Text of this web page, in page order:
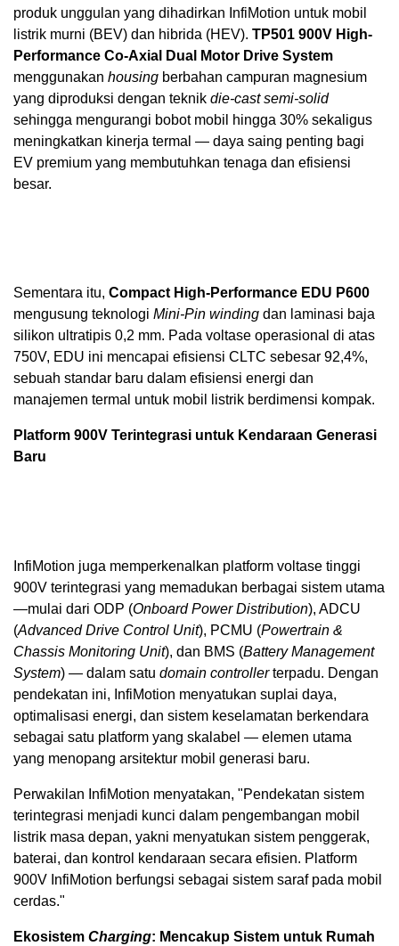
produk unggulan yang dihadirkan InfiMotion untuk mobil
listrik murni (BEV) dan hibrida (HEV). TP501 900V High-
Performance Co-Axial Dual Motor Drive System
menggunakan housing berbahan campuran magnesium
yang diproduksi dengan teknik die-cast semi-solid
sehingga mengurangi bobot mobil hingga 30% sekaligus
meningkatkan kinerja termal — daya saing penting bagi
EV premium yang membutuhkan tenaga dan efisiensi
besar.
Sementara itu, Compact High-Performance EDU P600
mengusung teknologi Mini-Pin winding dan laminasi baja
silikon ultratipis 0,2 mm. Pada voltase operasional di atas
750V, EDU ini mencapai efisiensi CLTC sebesar 92,4%,
sebuah standar baru dalam efisiensi energi dan
manajemen termal untuk mobil listrik berdimensi kompak.
Platform 900V Terintegrasi untuk Kendaraan Generasi
Baru
InfiMotion juga memperkenalkan platform voltase tinggi
900V terintegrasi yang memadukan berbagai sistem utama
—mulai dari ODP (Onboard Power Distribution), ADCU
(Advanced Drive Control Unit), PCMU (Powertrain &
Chassis Monitoring Unit), dan BMS (Battery Management
System) — dalam satu domain controllerterpadu. Dengan
pendekatan ini, InfiMotion menyatukan suplai daya,
optimalisasi energi, dan sistem keselamatan berkendara
sebagai satu platform yang skalabel — elemen utama
yang menopang arsitektur mobil generasi baru.
Perwakilan InfiMotion menyatakan, "Pendekatan sistem
terintegrasi menjadi kunci dalam pengembangan mobil
listrik masa depan, yakni menyatukan sistem penggerak,
baterai, dan kontrol kendaraan secara efisien. Platform
900V InfiMotion berfungsi sebagai sistem saraf pada mobil
cerdas."
Ekosistem Charging: Mencakup Sistem untuk Rumah